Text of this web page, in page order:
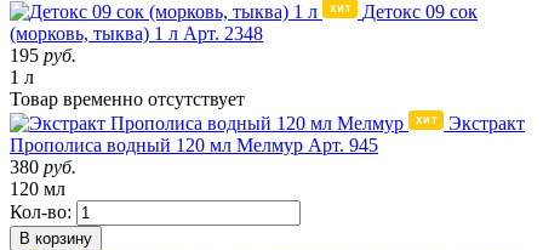
Детокс 09 сок
(морковь, тыква) 1 л Арт. 2348
195 руб.
1 л
Товар временно отсутствует
Экстракт
Прополиса водный 120 мл Мелмур Арт. 945
380 руб.
120 мл
Кол-во:
В корзину